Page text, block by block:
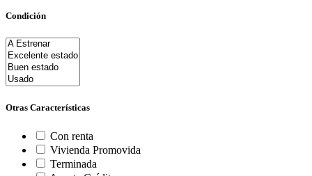
Condición
Otras Características
Con renta
Vivienda Promovida
Terminada